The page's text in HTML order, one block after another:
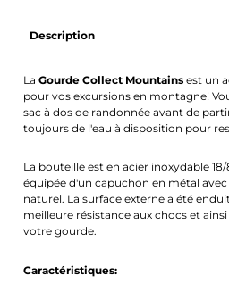
Description
LaGourde Collect Mountains est un
pour vos excursions en montagne!
sac à dos de randonnée avant de
toujours de l'eau à disposition pour
La bouteille est en acier inoxydable
équipée d'un capuchon en métal
naturel. La surface externe a été
meilleure résistance aux chocs et
votre gourde.
Caractéristiques: